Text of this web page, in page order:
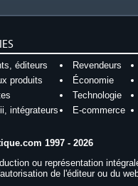
éditeurs Revendeurs
produits
Économie
Technologie
intégrateurs
E-commerce
1997 - 2026
ou représentation
de l'éditeur ou du